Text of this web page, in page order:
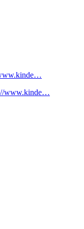
www.kinde…